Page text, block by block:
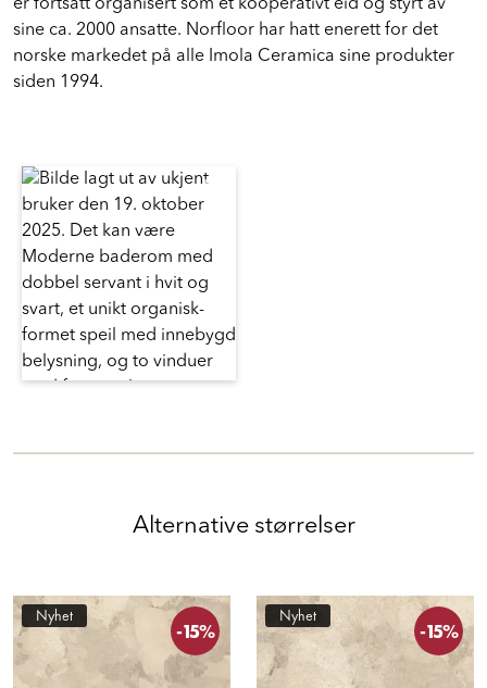
er fortsatt organisert som et kooperativt eid og styrt av
sine ca. 2000 ansatte. Norfloor har hatt enerett for det
norske markedet på alle Imola Ceramica sine produkter
siden 1994.
Alternative størrelser
Nyhet
-15%
Nyhet
-15%